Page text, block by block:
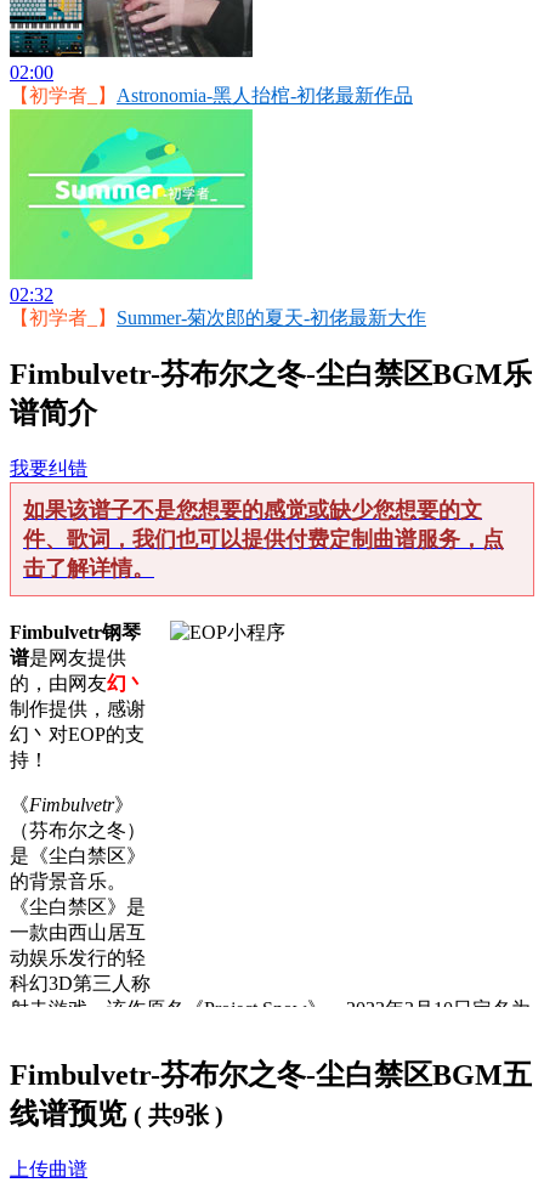
02:00
【初学者_】 Astronomia-黑人抬棺-初佬最新作品
02:32
【初学者_】 Summer-菊次郎的夏天-初佬最新大作
Fimbulvetr-芬布尔之冬-尘白禁区BGM乐
谱简介
我要纠错
如果该谱子不是您想要的感觉或缺少您想要的文
件、歌词，我们也可以提供付费定制曲谱服务，点
击了解详情。
Fimbulvetr钢琴
谱是网友提供
的，由网友幻丶
制作提供，感谢
幻丶对EOP的支
持！
《Fimbulvetr》
（芬布尔之冬）
是《尘白禁区》
的背景音乐。
《尘白禁区》是
一款由西山居互
动娱乐发行的轻
科幻3D第三人称
射击游戏，该作原名《Project Snow》，2022年3月10日定名为
歌词下方是Fimbulvetr钢琴谱，大家可以 免费下载学习。
Fimbulvetr歌词：
I hear the crow pierced the air Its time
Fimbulvetr-芬布尔之冬-尘白禁区BGM五
线谱预览 ( 共9张 )
上传曲谱